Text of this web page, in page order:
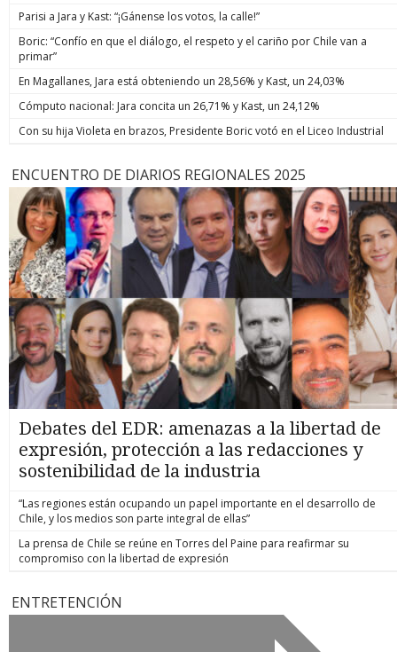
Parisi a Jara y Kast: “¡Gánense los votos, la calle!”
Boric: “Confío en que el diálogo, el respeto y el cariño por Chile van a
primar”
En Magallanes, Jara está obteniendo un 28,56% y Kast, un 24,03%
Cómputo nacional: Jara concita un 26,71% y Kast, un 24,12%
Con su hija Violeta en brazos, Presidente Boric votó en el Liceo Industrial
ENCUENTRO DE DIARIOS REGIONALES 2025
Debates del EDR: amenazas a la libertad de
expresión, protección a las redacciones y
sostenibilidad de la industria
“Las regiones están ocupando un papel importante en el desarrollo de
Chile, y los medios son parte integral de ellas”
La prensa de Chile se reúne en Torres del Paine para reafirmar su
compromiso con la libertad de expresión
ENTRETENCIÓN